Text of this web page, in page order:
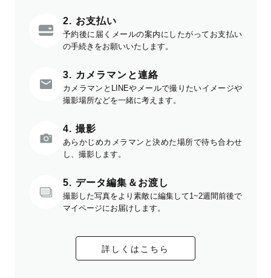
2. お支払い
予約後に届くメールの案内にしたがってお支払い
の手続きをお願いいたします。
3. カメラマンと連絡
カメラマンとLINEやメールで撮りたいイメージや
撮影場所などを一緒に考えます。
4. 撮影
あらかじめカメラマンと決めた場所で待ち合わせ
し、撮影します。
5. データ編集＆お渡し
撮影した写真をより素敵に編集して1~2週間前後で
マイページにお届けします。
詳しくはこちら